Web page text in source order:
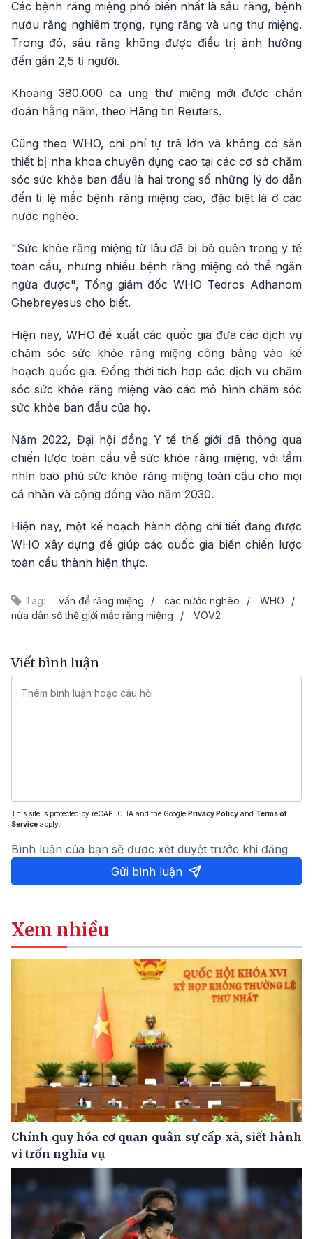
Các bệnh răng miệng phổ biến nhất là sâu răng, bệnh
nướu răng nghiêm trọng, rụng răng và ung thư miệng.
Trong đó, sâu răng không được điều trị ảnh hưởng
đến gần 2,5 tỉ người.
Khoảng 380.000 ca ung thư miệng mới được chẩn
đoán hằng năm, theo Hãng tin Reuters.
Cũng theo WHO, chi phí tự trả lớn và không có sẵn
thiết bị nha khoa chuyên dụng cao tại các cơ sở chăm
sóc sức khỏe ban đầu là hai trong số những lý do dẫn
đến tỉ lệ mắc bệnh răng miệng cao, đặc biệt là ở các
nước nghèo.
"Sức khỏe răng miệng từ lâu đã bị bỏ quên trong y tế
toàn cầu, nhưng nhiều bệnh răng miệng có thể ngăn
ngừa được", Tổng giám đốc WHO Tedros Adhanom
Ghebreyesus cho biết.
Hiện nay, WHO đề xuất các quốc gia đưa các dịch vụ
chăm sóc sức khỏe răng miệng công bằng vào kế
hoạch quốc gia. Đồng thời tích hợp các dịch vụ chăm
sóc sức khỏe răng miệng vào các mô hình chăm sóc
sức khỏe ban đầu của họ.
Năm 2022, Đại hội đồng Y tế thế giới đã thông qua
chiến lược toàn cầu về sức khỏe răng miệng, với tầm
nhìn bao phủ sức khỏe răng miệng toàn cầu cho mọi
cá nhân và cộng đồng vào năm 2030.
Hiện nay, một kế hoạch hành động chi tiết đang được
WHO xây dựng để giúp các quốc gia biến chiến lược
toàn cầu thành hiện thực.
Tag: vấn đề răng miệng các nước nghèo
WHO
nửa dân số thế giới mắc răng miệng
VOV2
Viết bình luận
This site is protected by reCAPTCHA and the Google Privacy Policy and Terms of
Service apply.
Bình luận của bạn sẽ được xét duyệt trước khi đăng
Gửi bình luận
Xem nhiều
Chính quy hóa cơ quan quân sự cấp xã, siết hành
vi trốn nghĩa vụ